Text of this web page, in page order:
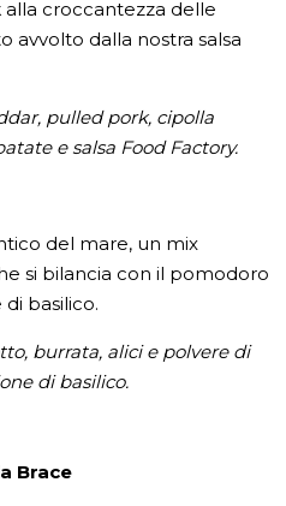
croccantezza delle
avvolto dalla nostra salsa
pulled pork, cipolla
e salsa Food Factory.
del mare, un mix
si bilancia con il pomodoro
di basilico.
burrata, alici e polvere di
di basilico.
Brace